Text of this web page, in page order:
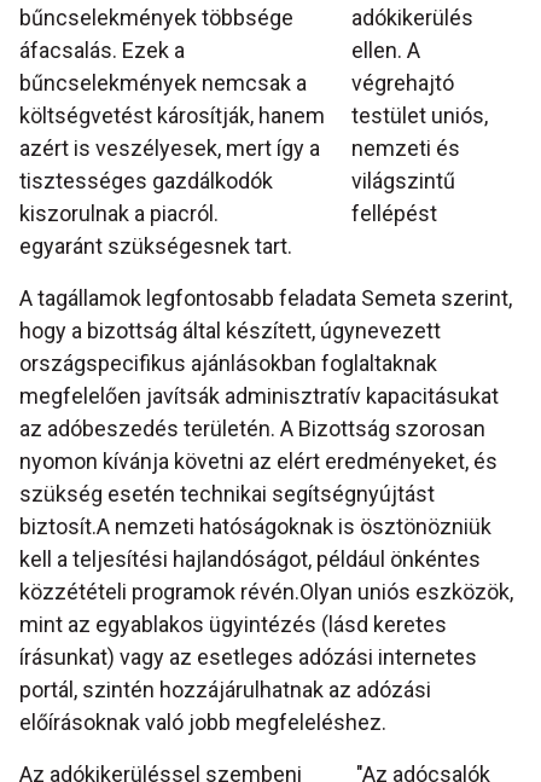
bűncselekmények többsége
áfacsalás. Ezek a
bűncselekmények nemcsak a
költségvetést károsítják, hanem
azért is veszélyesek, mert így a
tisztességes gazdálkodók
kiszorulnak a piacról.
adókikerülés
ellen. A
végrehajtó
testület uniós,
nemzeti és
világszintű
fellépést
egyaránt szükségesnek tart.
A tagállamok legfontosabb feladata Semeta szerint,
hogy a bizottság által készített, úgynevezett
országspecifikus ajánlásokban foglaltaknak
megfelelően javítsák adminisztratív kapacitásukat
az adóbeszedés területén. A Bizottság szorosan
nyomon kívánja követni az elért eredményeket, és
szükség esetén technikai segítségnyújtást
biztosít.A nemzeti hatóságoknak is ösztönözniük
kell a teljesítési hajlandóságot, például önkéntes
közzétételi programok révén.Olyan uniós eszközök,
mint az egyablakos ügyintézés (lásd keretes
írásunkat) vagy az esetleges adózási internetes
portál, szintén hozzájárulhatnak az adózási
előírásoknak való jobb megfeleléshez.
"Az adócsalók
Az adókikerüléssel szembeni